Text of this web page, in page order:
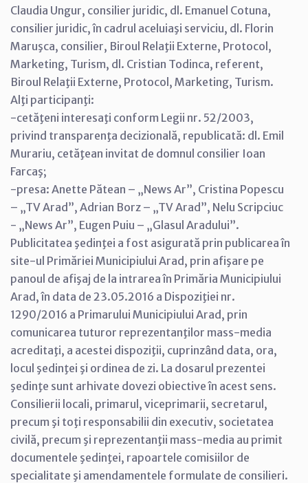
Claudia Ungur, consilier juridic, dl. Emanuel Cotuna,
consilier juridic, în cadrul aceluiaşi serviciu, dl. Florin
Maruşca, consilier, Biroul Relaţii Externe, Protocol,
Marketing, Turism, dl. Cristian Todinca, referent,
Biroul Relaţii Externe, Protocol, Marketing, Turism.
Alţi participanţi:
-cetăţeni interesaţi conform Legii nr. 52/2003,
privind transparenţa decizională, republicată: dl. Emil
Murariu, cetăţean invitat de domnul consilier Ioan
Farcaş;
-presa: Anette Pătean – „News Ar”, Cristina Popescu
– „TV Arad”, Adrian Borz – „TV Arad”, Nelu Scripciuc
- „News Ar”, Eugen Puiu – „Glasul Aradului”.
Publicitatea şedinţei a fost asigurată prin publicarea în
site-ul Primăriei Municipiului Arad, prin afişare pe
panoul de afişaj de la intrarea în Primăria Municipiului
Arad, în data de 23.05.2016 a Dispoziţiei nr.
1290/2016 a Primarului Municipiului Arad, prin
comunicarea tuturor reprezentanţilor mass-media
acreditaţi, a acestei dispoziţii, cuprinzând data, ora,
locul şedinţei şi ordinea de zi. La dosarul prezentei
şedinţe sunt arhivate dovezi obiective în acest sens.
Consilierii locali, primarul, viceprimarii, secretarul,
precum şi toţi responsabilii din executiv, societatea
civilă, precum şi reprezentanţii mass-media au primit
documentele şedinţei, rapoartele comisiilor de
specialitate şi amendamentele formulate de consilieri.